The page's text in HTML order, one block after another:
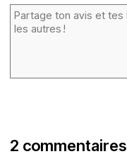
2 commentaires